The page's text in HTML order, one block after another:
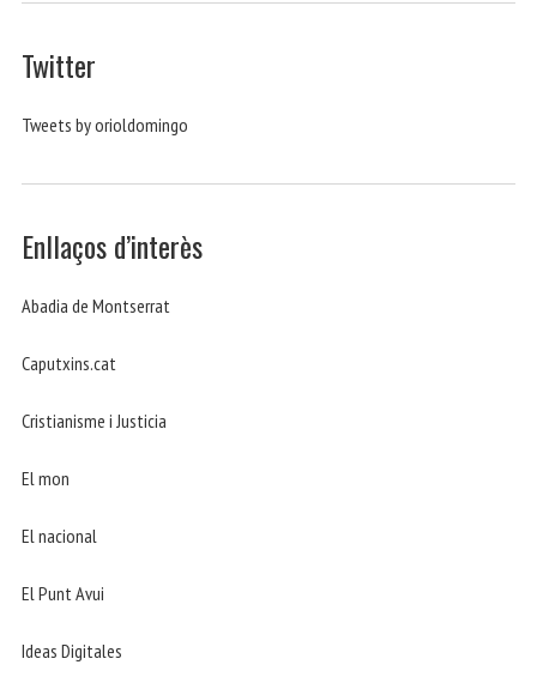
Twitter
Tweets by orioldomingo
Enllaços d’interès
Abadia de Montserrat
Caputxins.cat
Cristianisme i Justicia
El mon
El nacional
El Punt Avui
Ideas Digitales